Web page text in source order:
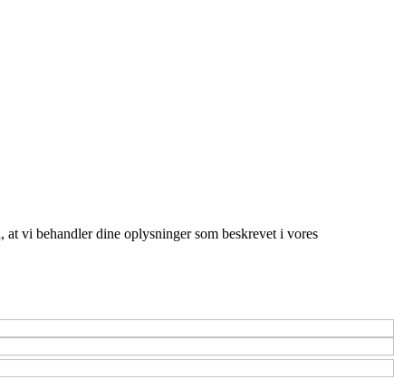
vi behandler dine oplysninger som beskrevet i vores